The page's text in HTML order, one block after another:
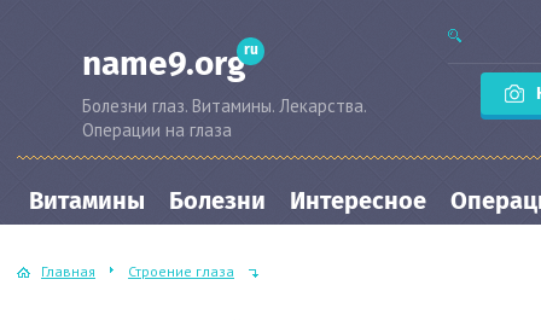
name9.orgru
Болезни глаз. Витамины. Лекарства.
Операции на глаза
Витамины Болезни Интересное
Главная Строение глаза